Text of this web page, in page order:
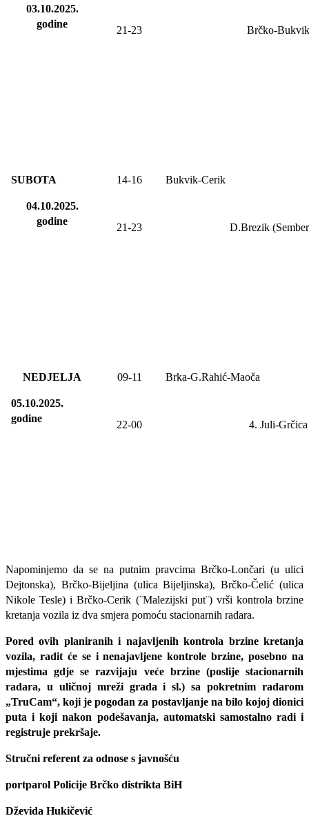
03.10.2025.
godine
21-23 Brčko-Bukvik
SUBOTA
04.10.2025.
godine
14-16 Bukvik-Cerik
21-23 D.Brezik
NEDJELJA
05.10.2025.
godine
09-11 Brka-G.Rahić-Maoča
22-00 4. Juli-Grčica
Napominjemo da se na putnim pravcima Brčko-Lončari (u ulici
Dejtonska), Brčko-Bijeljina (ulica Bijeljinska), Brčko-Čelić (ulica
Nikole Tesle) i Brčko-Cerik (¨Malezijski put¨) vrši kontrola brzine
kretanja vozila iz dva smjera pomoću stacionarnih radara.
Pored ovih planiranih i najavljenih kontrola brzine kretanja
vozila, radit će se i nenajavljene kontrole brzine, posebno na
mjestima gdje se razvijaju veće brzine (poslije stacionarnih
radara, u uličnoj mreži grada i sl.) sa pokretnim radarom
„TruCam“, koji je pogodan za postavljanje na bilo kojoj dionici
puta i koji nakon podešavanja, automatski samostalno radi i
registruje prekršaje.
Stručni referent za odnose s javnošću
portparol Policije Brčko distrikta BiH
Dževida Hukičević